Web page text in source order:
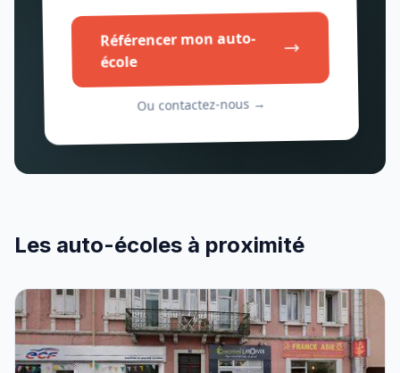
Référencer mon auto-
école
Ou contactez-nous →
Les auto-écoles à proximité